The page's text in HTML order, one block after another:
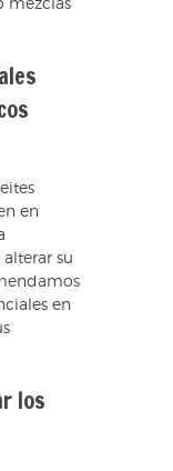
mezclas
en
su
en
los